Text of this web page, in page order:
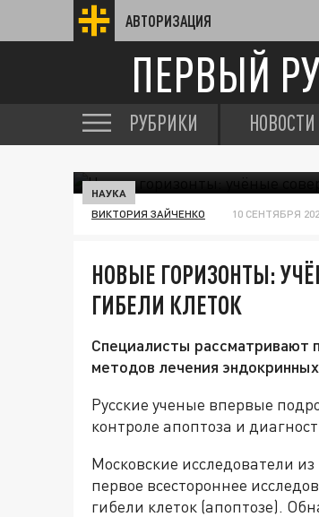
АВТОРИЗАЦИЯ
ПЕРВЫЙ
РУБРИКИ НОВОСТИ
НАУКА
ВИКТОРИЯ ЗАЙЧЕНКО 10 СЕНТЯБРЯ
НОВЫЕ ГОРИЗОНТЫ:
ГИБЕЛИ КЛЕТОК
Специалисты рассматривают
методов лечения
Русские ученые впервые
контроле апоптоза и
Московские исследователи
первое всестороннее
гибели клеток (апоптозе).